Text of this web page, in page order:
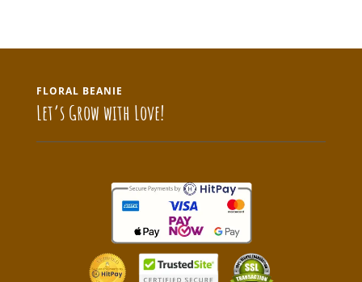
FLORAL BEANIE
Let’s Grow with Love!